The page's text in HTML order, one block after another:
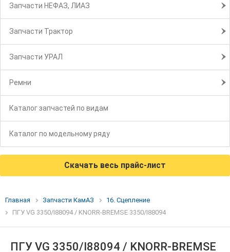
Запчасти НЕФАЗ, ЛИАЗ
Запчасти Трактор
Запчасти УРАЛ
Ремни
Каталог запчастей по видам
Каталог по модельному ряду
Скачать весь прайс-лист
Главная Запчасти КамАЗ
16. Сцепление
ПГУ VG 3350/I88094 / KNORR-BREMSE 3350/I88094
ПГУ VG 3350/I88094 / KNORR-BREMSE